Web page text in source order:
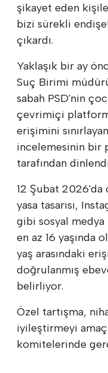
şikayet eden
bizi sürekli
çıkardı.
Yaklaşık bir ay
Suç Birimi
sabah PSD'nin
çevrimiçi
erişimini
incelemesinin bir
tarafından
12 Şubat 2026'da
yasa tasarısı,
gibi sosyal
en az 16 yaşında
yaş arasındaki
doğrulanmış
belirliyor.
Özel tartışma,
iyileştirmeyi
komitelerinde